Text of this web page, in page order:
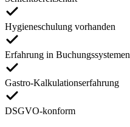
Hygieneschulung vorhanden
Erfahrung in Buchungssystemen
Gastro-Kalkulationserfahrung
DSGVO-konform